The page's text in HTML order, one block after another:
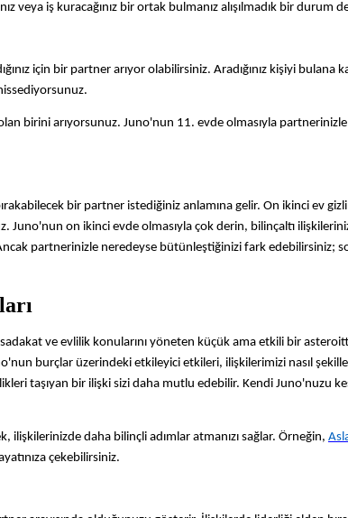
veya iş kuracağınız bir ortak bulmanız alışılmadık bir durum
için bir partner arıyor olabilirsiniz. Aradığınız kişiyi bulana
olan birini arıyorsunuz. Juno'nun 11. evde olmasıyla
bir partner istediğiniz anlamına gelir. On ikinci ev
Juno'nun on ikinci evde olmasıyla çok derin, bilinçaltı
partnerinizle neredeyse bütünleştiğinizi fark edebilirsiniz;
sadakat ve evlilik konularını yöneten küçük ama etkili bir
burçlar üzerindeki etkileyici etkileri, ilişkilerimizi nasıl
taşıyan bir ilişki sizi daha mutlu edebilir. Kendi Juno'nuzu
daha bilinçli adımlar atmanızı sağlar. Örneğin,
çekebilirsiniz.